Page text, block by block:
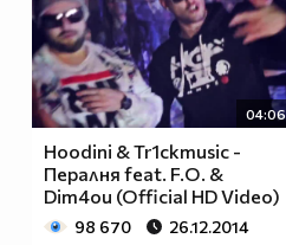
04:06
Hoodini & Tr1ckmusic -
Пералня feat. F.O. &
Dim4ou (Official HD Video)
98 670 26.12.2014